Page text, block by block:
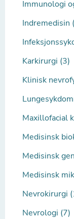
Immunologi
Indremedisin
Karkirurgi (3)
Klinisk
Maxillofacial
Medisinsk
Medisinsk
Medisinsk
Nevrokirurgi
Nevrologi (7)